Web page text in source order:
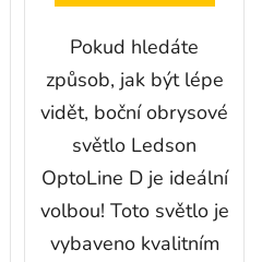
Pokud hledáte
způsob, jak být lépe
vidět, boční obrysové
světlo Ledson
OptoLine D je ideální
volbou! Toto světlo je
vybaveno kvalitním